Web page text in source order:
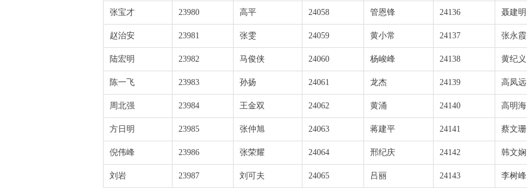
张宝才 23980 高平 24058 管恩锋 24136 聂建明
赵治安 23981 张雯 24059 黄小常 24137 张永霞
陆宏明 23982 马俊侠 24060 杨峻峰 24138 黄纪义
陈一飞 23983 孙扬 24061 龙杰 24139 高凤远
周北强 23984 王金双 24062 黄涌 24140 高明海
方日明 23985 张仲旭 24063 蒋建平 24141 蔡文珊
倪伟峰 23986 张荣耀 24064 邢纪庆 24142 韩文娴
刘岩 23987 刘可夫 24065 吕丽 24143 李树峰